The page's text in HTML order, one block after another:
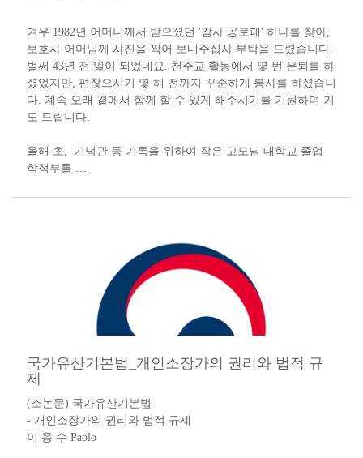
겨우 1982년 어머니께서 받으셨던 '감사 공로패' 하나를 찾아,
보호사 어머님께 사진을 찍어 보내주십사 부탁을 드렸습니다.
벌써 43년 전 일이 되었네요. 천주교 활동에서 몇 번 은퇴를 하
셨었지만, 편찮으시기 몇 해 전까지 꾸준하게 봉사를 하셨습니
다. 계속 오래 곁에서 함께 할 수 있게 해주시기를 기원하며 기
도 드립니다.
올해 초, 기념관 등 기록을 위하여 작은 고모님 대학교 졸업
학적부를 …
국가유산기본법_개인소장가의 권리와 법적 규
제
(소논문) 국가유산기본법
- 개인소장가의 권리와 법적 규제
이 용 수 Paolo